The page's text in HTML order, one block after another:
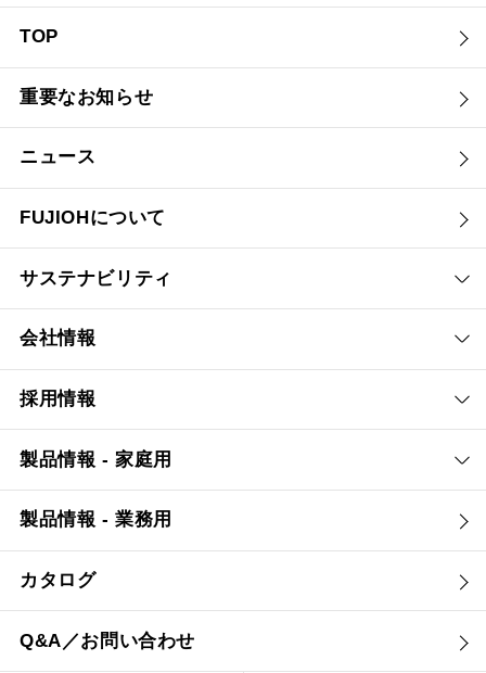
TOP
重要なお知らせ
ニュース
FUJIOHについて
サステナビリティ
会社情報
採用情報
製品情報 - 家庭用
製品情報 - 業務用
カタログ
Q&A／お問い合わせ